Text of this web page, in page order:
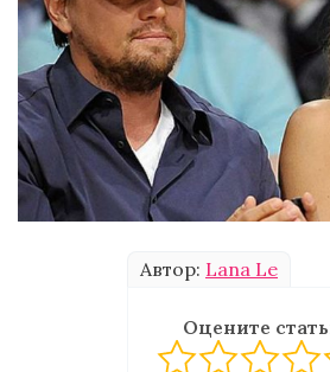
Автор: Lana Le
Оцените